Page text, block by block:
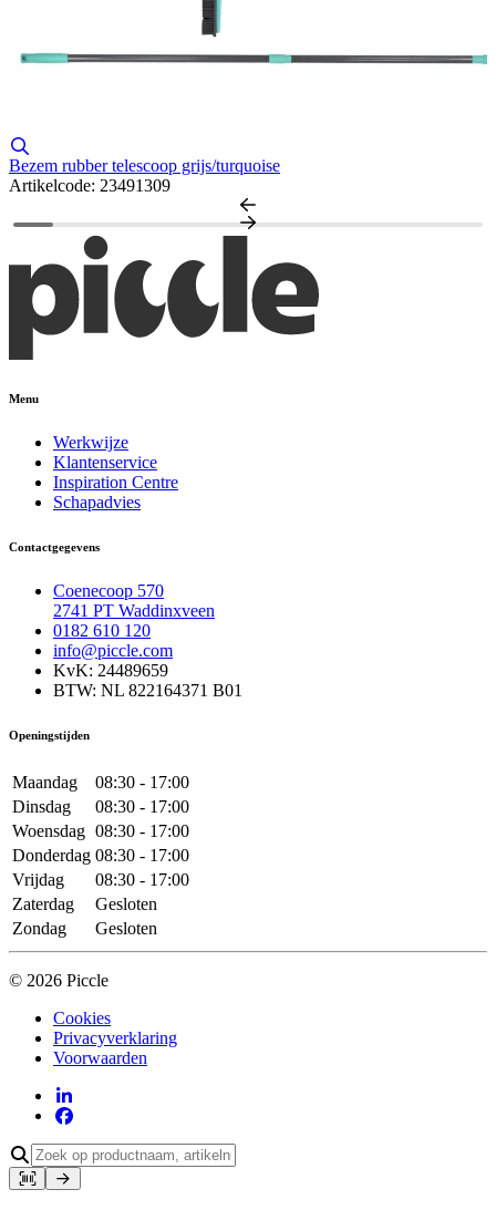
Bezem rubber telescoop grijs/turquoise
Artikelcode: 23491309
Menu
Werkwijze
Klantenservice
Inspiration Centre
Schapadvies
Contactgegevens
Coenecoop 570
2741 PT Waddinxveen
0182 610 120
info@piccle.com
KvK: 24489659
BTW: NL 822164371 B01
Openingstijden
Maandag
08:30 - 17:00
Dinsdag
08:30 - 17:00
Woensdag 08:30 - 17:00
Donderdag 08:30 - 17:00
Vrijdag
08:30 - 17:00
Zaterdag
Gesloten
Zondag
Gesloten
© 2026 Piccle
Cookies
Privacyverklaring
Voorwaarden